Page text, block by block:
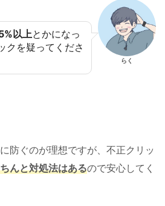
以上とかになっ
クを疑ってくださ
らく
防ぐのが理想ですが、不正クリッ
んと対処法はあるので安心してく